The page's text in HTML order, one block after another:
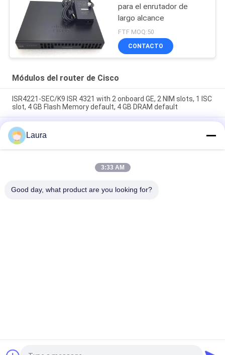
para el enrutador de
largo alcance
FTF MOQ:50
CONTACTO
Módulos del router de Cisco
ISR4221-SEC/K9 ISR 4321 with 2 onboard GE, 2 NIM slots, 1 ISC
slot, 4 GB Flash Memory default, 4 GB DRAM default
C1-ASR1001-HX/K9 Cisco proveedor de 1000 de la serie del
radar de vigilancia aérea de la plataforma de Cisco módulos
del router
Cisco C9300X-NM-8Y Catalyst Modulo de expansión de red de
la serie 9300 con 8 puertos SFP y velocidad de datos de 25
Laura
3:33 AM
Good day, what product are you looking for?